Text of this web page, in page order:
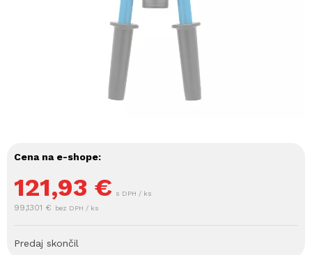
Cena na e-shope:
121,93 € s DPH / ks
99,1301 € bez DPH / ks
Predaj skončil